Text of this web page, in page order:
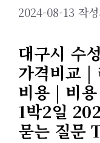
2024-08-13 작
대구시 수
가격비교 |
비용 | 비
1박2일
묻는 질문